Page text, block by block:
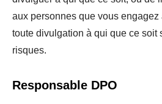
aux personnes que vous
toute divulgation à qui que ce soit
risques.
Responsable DPO